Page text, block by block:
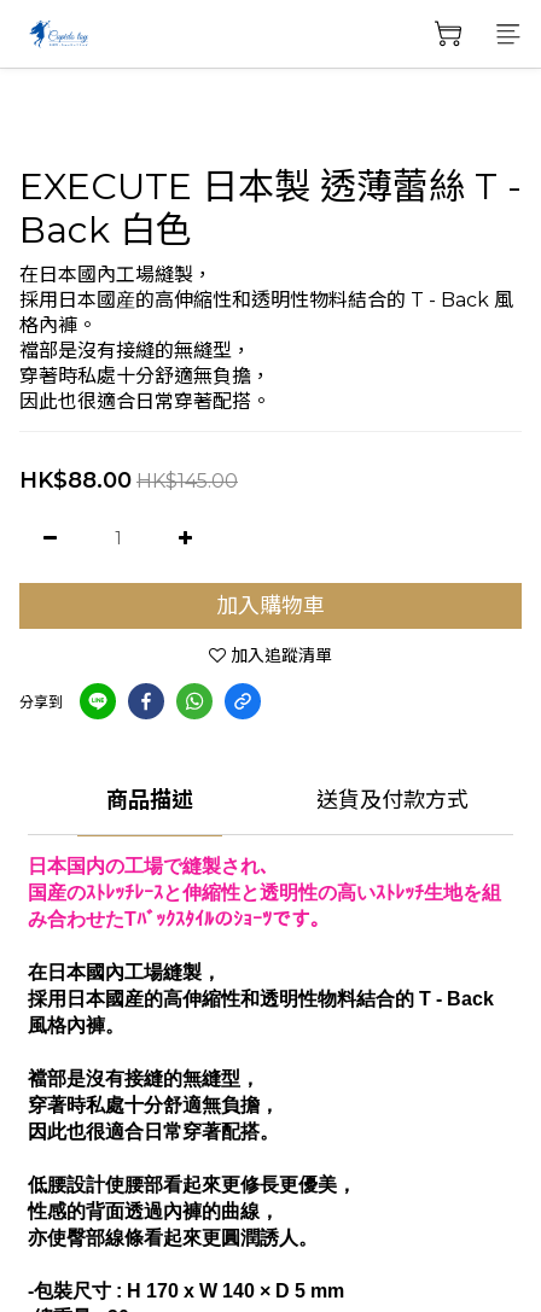
EXECUTE 日本製 透薄蕾絲 T -
Back 白色
在日本國內工場縫製，
採用日本國産的高伸縮性和透明性物料結合的 T - Back 風
格內褲。
襠部是沒有接縫的無縫型，
穿著時私處十分舒適無負擔，
因此也很適合日常穿著配搭。
HK$88.00 HK$145.00
加入購物車
加入追蹤清單
分享到
商品描述 送貨及付款方式
日本国内の工場で縫製され､
国産のｽﾄﾚｯﾁﾚｰｽと伸縮性と透明性の高いｽﾄﾚｯﾁ生地を組
み合わせたTﾊﾞｯｸｽﾀｲﾙのｼｮｰﾂです｡
在日本國內工場縫製，
採用日本國産的高伸縮性和透明性物料結合的 T - Back
風格內褲。
襠部是沒有接縫的無縫型，
穿著時私處十分舒適無負擔，
因此也很適合日常穿著配搭。
低腰設計使腰部看起來更修長更優美，
性感的背面透過內褲的曲線，
亦使臀部線條看起來更圓潤誘人。
-包裝尺寸 : H 170 x W 140 × D 5 mm